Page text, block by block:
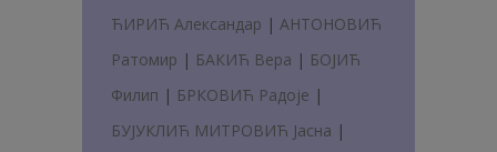
ЋИРИЋ Александар | АНТОНОВИЋ
Ратомир | БАКИЋ Вера | БОЈИЋ
Филип | БРКОВИЋ Радоје |
БУЈУКЛИЋ МИТРОВИЋ Јасна |